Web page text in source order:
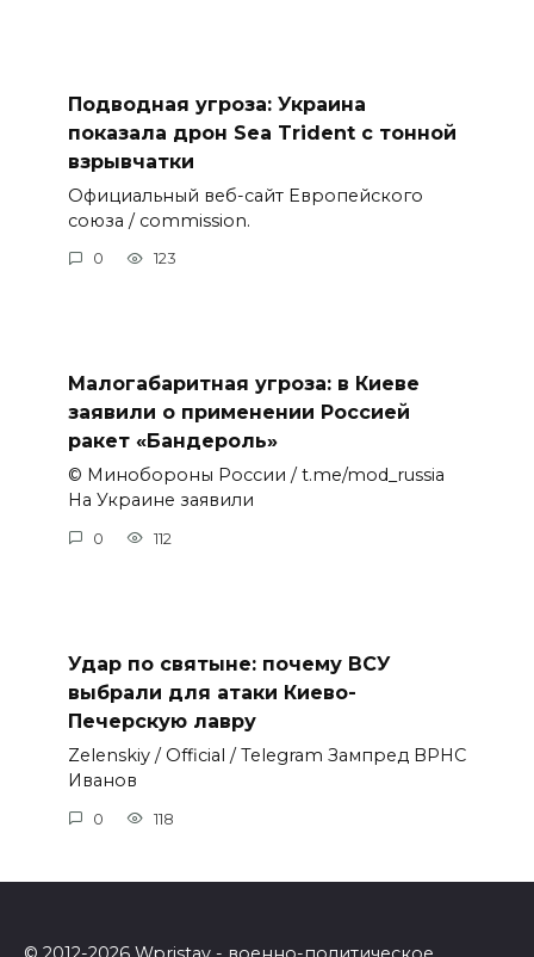
Подводная угроза: Украина
показала дрон Sea Trident с тонной
взрывчатки
Официальный веб-сайт Европейского
союза / commission.
0 123
Малогабаритная угроза: в Киеве
заявили о применении Россией
ракет «Бандероль»
© Минобороны России / t.me/mod_russia
На Украине заявили
0 112
Удар по святыне: почему ВСУ
выбрали для атаки Киево-
Печерскую лавру
Zеlеnskiу / Оfficiаl / Telegram Зампред ВРНС
Иванов
0 118